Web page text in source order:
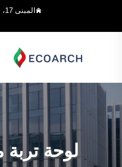
المبنى 17، منطقة مينشان، الطابق الثالث، رقم 168 شارع جيوغان، مقاطعة سونغجيانغ، شنغهاي، الصين
لوحة